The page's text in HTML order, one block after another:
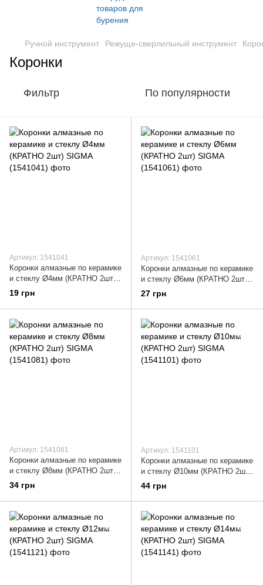
Ручной инструмент Режуще-сверлильный инструмент
Коронки
Фильтр По популярности
Артикул: 1541041
Коронки алмазные по керамике
и стеклу Ø4мм (КРАТНО 2шт)
SIGMA (1541041)
19 грн
Артикул: 1541061
Коронки алмазные по керамике
и стеклу Ø6мм (КРАТНО 2шт)
SIGMA (1541061)
27 грн
Артикул: 1541081
Коронки алмазные по керамике
и стеклу Ø8мм (КРАТНО 2шт)
SIGMA (1541081)
34 грн
Артикул: 1541101
Коронки алмазные по керамике
и стеклу Ø10мм (КРАТНО 2шт)
SIGMA (1541101)
44 грн